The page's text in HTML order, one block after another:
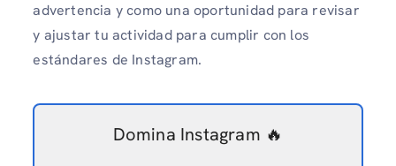
advertencia y como una oportunidad para revisar
y ajustar tu actividad para cumplir con los
estándares de Instagram.
Domina Instagram 🔥